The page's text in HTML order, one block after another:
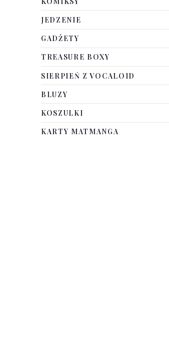
JEDZENIE
GADŻETY
TREASURE BOXY
SIERPIEŃ Z VOCALOID
BLUZY
KOSZULKI
KARTY MATMANGA